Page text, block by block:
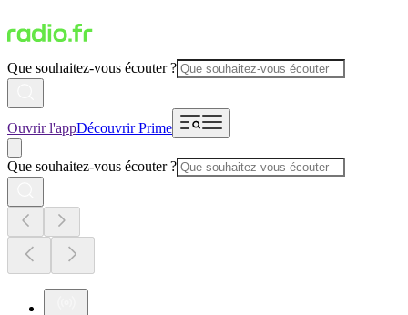
Que souhaitez-vous écouter ?
Ouvrir l'appDécouvrir Prime
Que souhaitez-vous écouter ?